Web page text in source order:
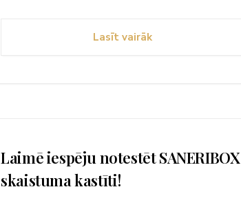
Lasīt vairāk
Laimē iespēju notestēt SANERIBOX
skaistuma kastīti!